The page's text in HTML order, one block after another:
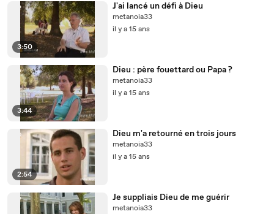
3:50
J'ai lancé un défi à Dieu
metanoia33
il y a 15 ans
3:44
Dieu : père fouettard ou Papa ?
metanoia33
il y a 15 ans
2:54
Dieu m'a retourné en trois jours
metanoia33
il y a 15 ans
Je suppliais Dieu de me guérir
metanoia33